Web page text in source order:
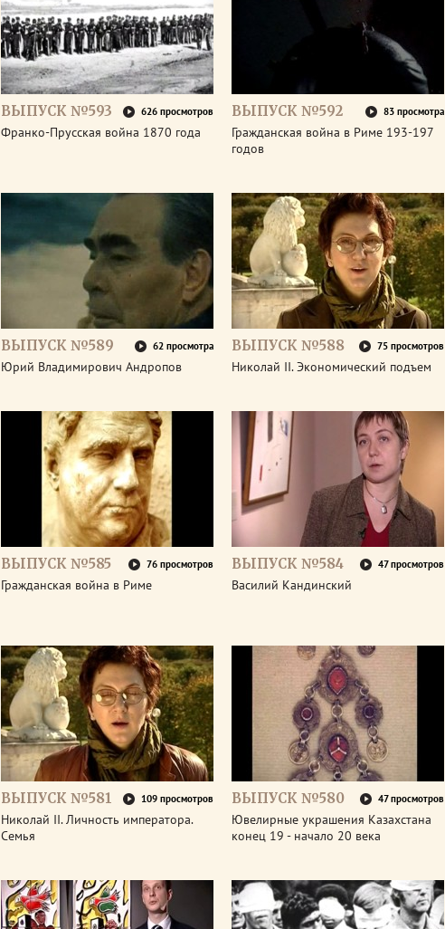
ВЫПУСК №593 626 просмотров
Франко-Прусская война 1870 года
ВЫПУСК №592 83 просмотра
Гражданская война в Риме 193-197
годов
ВЫПУСК №589 62 просмотра
Юрий Владимирович Андропов
ВЫПУСК №588 75 просмотров
Николай II. Экономический подъем
ВЫПУСК №585 76 просмотров
Гражданская война в Риме
ВЫПУСК №584 47 просмотров
Василий Кандинский
ВЫПУСК №581 109 просмотров
Николай II. Личность императора.
Семья
ВЫПУСК №580 47 просмотров
Ювелирные украшения Казахстана
конец 19 - начало 20 века